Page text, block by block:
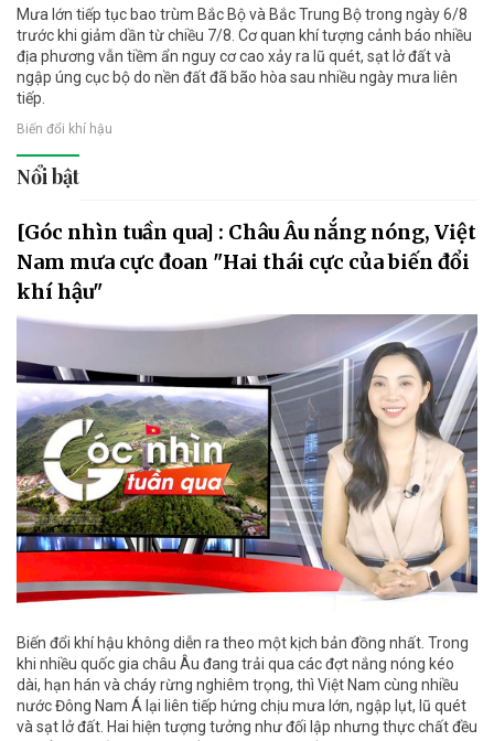
Mưa lớn tiếp tục bao trùm Bắc Bộ và Bắc Trung Bộ trong ngày 6/8
trước khi giảm dần từ chiều 7/8. Cơ quan khí tượng cảnh báo nhiều
địa phương vẫn tiềm ẩn nguy cơ cao xảy ra lũ quét, sạt lở đất và
ngập úng cục bộ do nền đất đã bão hòa sau nhiều ngày mưa liên
tiếp.
Biến đổi khí hậu
Nổi bật
[Góc nhìn tuần qua] : Châu Âu nắng nóng, Việt
Nam mưa cực đoan "Hai thái cực của biến đổi
khí hậu"
Biến đổi khí hậu không diễn ra theo một kịch bản đồng nhất. Trong
khi nhiều quốc gia châu Âu đang trải qua các đợt nắng nóng kéo
dài, hạn hán và cháy rừng nghiêm trọng, thì Việt Nam cùng nhiều
nước Đông Nam Á lại liên tiếp hứng chịu mưa lớn, ngập lụt, lũ quét
và sạt lở đất. Hai hiện tượng tưởng như đối lập nhưng thực chất đều